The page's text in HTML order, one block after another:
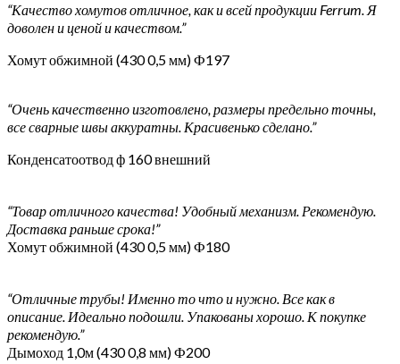
“Качество хомутов отличное, как и всей продукции Ferrum. Я
доволен и ценой и качеством.”
Хомут обжимной (430 0,5 мм) Ф197
“Очень качественно изготовлено, размеры предельно точны,
все сварные швы аккуратны. Красивенько сделано.”
Конденсатоотвод ф 160 внешний
“Товар отличного качества! Удобный механизм. Рекомендую.
Доставка раньше срока!”
Хомут обжимной (430 0,5 мм) Ф180
“Отличные трубы! Именно то что и нужно. Все как в
описание. Идеально подошли. Упакованы хорошо. К покупке
рекомендую.”
Дымоход 1,0м (430 0,8 мм) Ф200